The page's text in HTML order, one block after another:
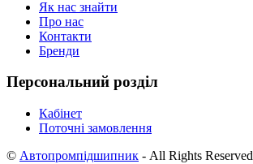
Як нас знайти
Про нас
Контакти
Бренди
Персональний розділ
Кабінет
Поточні замовлення
© Автопромпідшипник - All Rights Reserved